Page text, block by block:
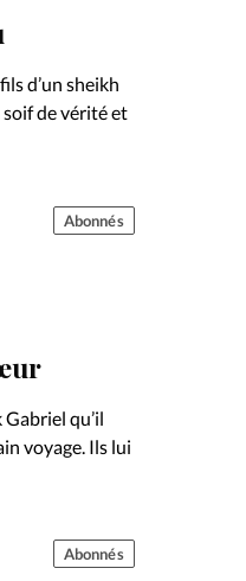
d’un sheikh
soif de vérité et
Abonnés
qu’il
voyage. Ils lui
Abonnés